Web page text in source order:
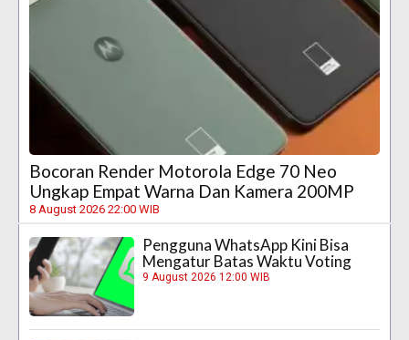
Bocoran Render Motorola Edge 70 Neo
Ungkap Empat Warna Dan Kamera 200MP
8 August 2026 22:00 WIB
Pengguna WhatsApp Kini Bisa
Mengatur Batas Waktu Voting
9 August 2026 12:00 WIB